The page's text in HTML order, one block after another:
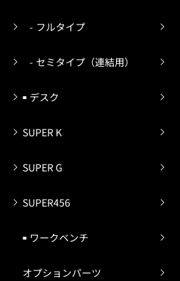
フルタイプ
セミタイプ（連結用）
デスク
SUPER K
SUPER G
SUPER456
ワークベンチ
オプションパーツ